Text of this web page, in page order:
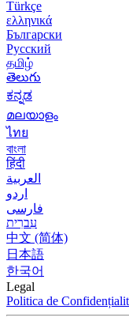
Türkçe
ελληνικά
Български
Русский
தமிழ்
తెలుగు
ಕನ್ನಡ
മലയാളം
ไทย
বাংলা
हिंदी
العربية
اردو
فارسی
עִברִית
中文 (简体)
日本語
한국어
Legal
Politica de